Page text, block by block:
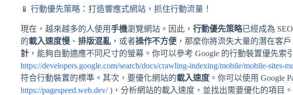
📱 行動優先策略：打造響應式網站，抓住行動流量！
現在，越來越多的人使用手機瀏覽網站。因此， 行動優先策略已經成為
的載入速度慢 、 排版混亂 ，或者操作不方便 ，那麼你將流失大量的潛在客
計 ，能夠自動適應不同尺寸的螢幕。你可以參考 Google 的行動裝置優先索
https://developers.google.com/search/docs/crawling-indexing/mobile/mobile-sites-
符合行動裝置的標準。其次，要優化網站的載入速度 。你可以使用 Google
https://pagespeed.web.dev/)，分析網站的載入速度，並找出需要優化的項目